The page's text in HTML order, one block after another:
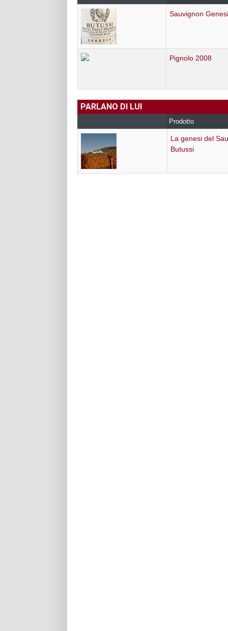
Sauvignon
Pignolo 2008
PARLANO DI LUI
Prodotto
La genesi del
Butussi